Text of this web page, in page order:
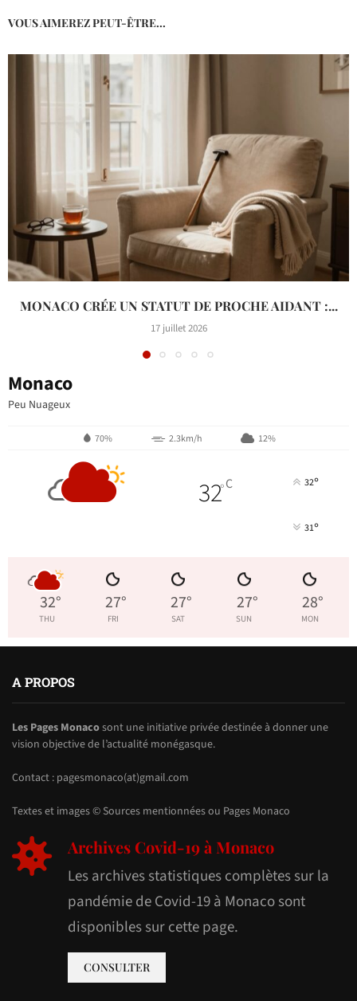
VOUS AIMEREZ PEUT-ÊTRE...
MONACO CRÉE UN STATUT DE PROCHE AIDANT :...
17 juillet 2026
Monaco
Peu Nuageux
70% 2.3km/h 12%
32°C 32°
31°
32°
THU
27°
FRI
27°
SAT
27°
SUN
28°
MON
A PROPOS
Les Pages Monacosont une initiative privée destinée à donner une
vision objective de l’actualité monégasque.
Contact : pagesmonaco(at)gmail.com
Textes et images © Sources mentionnées ou Pages Monaco
Archives Covid-19 à Monaco
Les archives statistiques complètes sur la
pandémie de Covid-19 à Monaco sont
disponibles sur cette page.
CONSULTER